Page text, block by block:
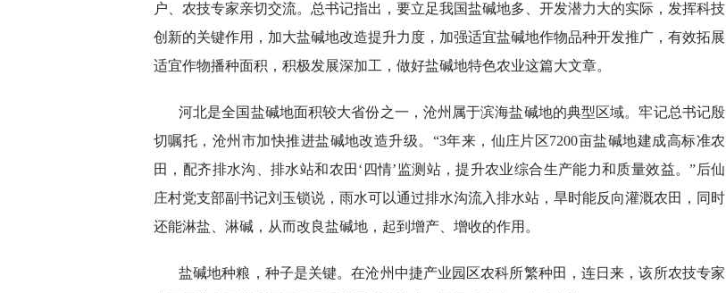
户、农技专家亲切交流。总书记指出，要立足我国盐碱地多、开发潜力大的实际，发挥科技
创新的关键作用，加大盐碱地改造提升力度，加强适宜盐碱地作物品种开发推广，有效拓展
适宜作物播种面积，积极发展深加工，做好盐碱地特色农业这篇大文章。
河北是全国盐碱地面积较大省份之一，沧州属于滨海盐碱地的典型区域。牢记总书记殷
切嘱托，沧州市加快推进盐碱地改造升级。“3年来，仙庄片区7200亩盐碱地建成高标准农
田，配齐排水沟、排水站和农田‘四情’监测站，提升农业综合生产能力和质量效益。”后仙
庄村党支部副书记刘玉锁说，雨水可以通过排水沟流入排水站，旱时能反向灌溉农田，同时
还能淋盐、淋碱，从而改良盐碱地，起到增产、增收的作用。
盐碱地种粮，种子是关键。在沧州中捷产业园区农科所繁种田，连日来，该所农技专家